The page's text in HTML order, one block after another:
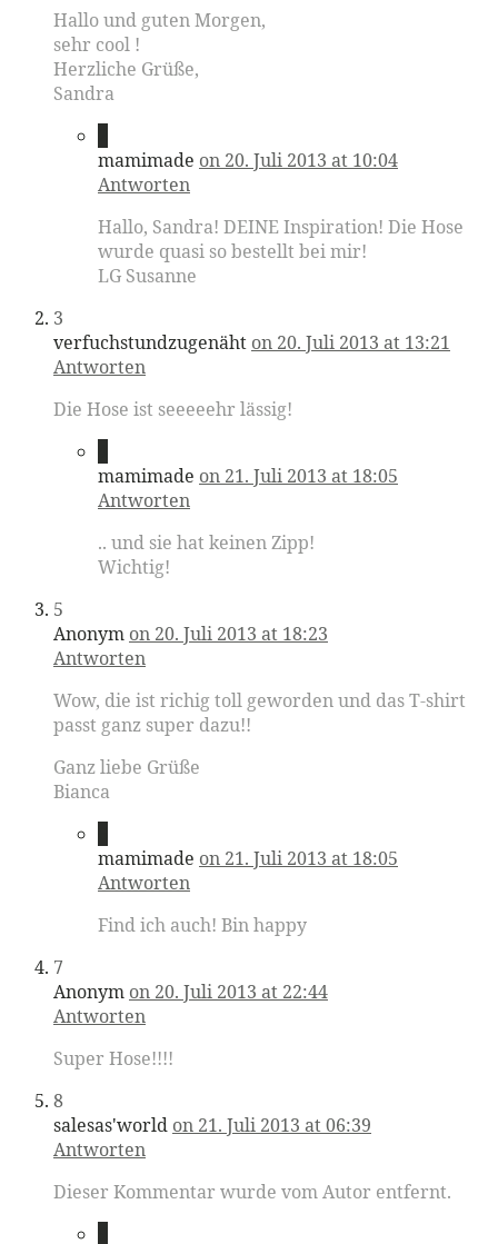
Hallo und guten Morgen,
sehr cool !
Herzliche Grüße,
Sandra
mamimade on 20. Juli 2013 at 10:04
Antworten
Hallo, Sandra! DEINE Inspiration! Die Hose
wurde quasi so bestellt bei mir!
LG Susanne
3
verfuchstundzugenäht on 20. Juli 2013 at 13:21
Antworten
Die Hose ist seeeeehr lässig!
mamimade on 21. Juli 2013 at 18:05
Antworten
.. und sie hat keinen Zipp!
Wichtig!
5
Anonym on 20. Juli 2013 at 18:23
Antworten
Wow, die ist richig toll geworden und das T-shirt
passt ganz super dazu!!
Ganz liebe Grüße
Bianca
mamimade on 21. Juli 2013 at 18:05
Antworten
Find ich auch! Bin happy
7
Anonym on 20. Juli 2013 at 22:44
Antworten
Super Hose!!!!
8
salesas'world on 21. Juli 2013 at 06:39
Antworten
Dieser Kommentar wurde vom Autor entfernt.